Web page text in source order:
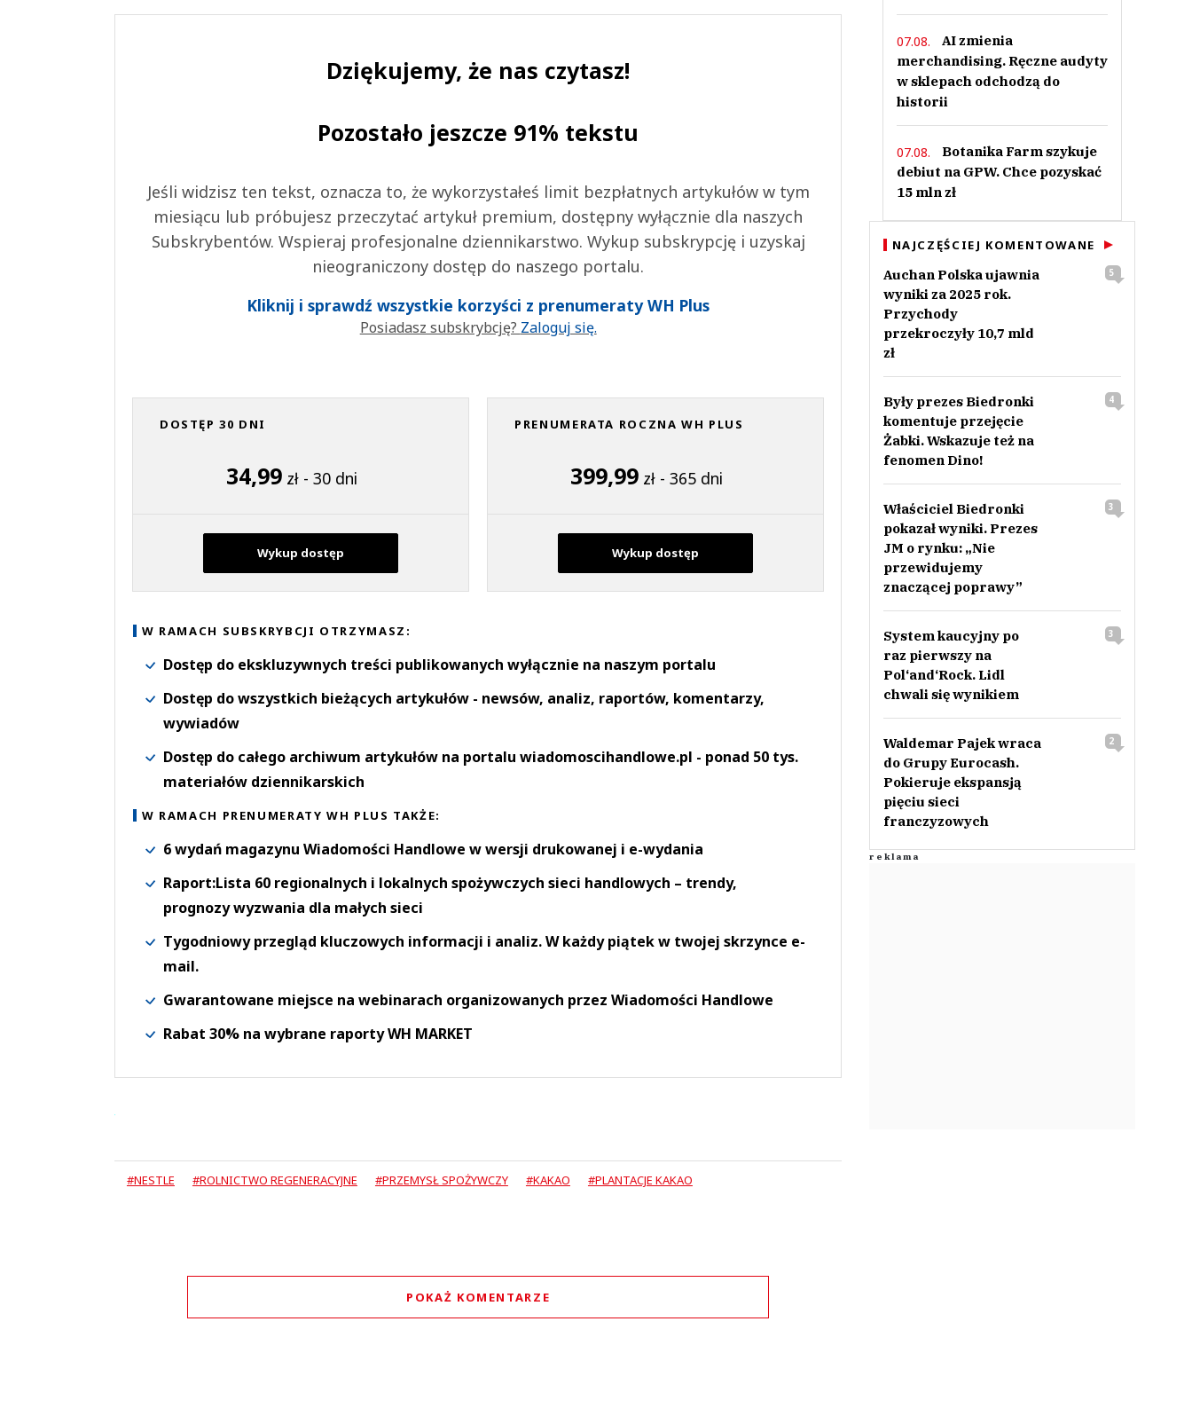
Dziękujemy, że nas czytasz!
Pozostało jeszcze 91% tekstu
Jeśli widzisz ten tekst, oznacza to, że wykorzystałeś limit bezpłatnych artykułów w tym
miesiącu lub próbujesz przeczytać artykuł premium, dostępny wyłącznie dla naszych
Subskrybentów. Wspieraj profesjonalne dziennikarstwo. Wykup subskrypcję i uzyskaj
nieograniczony dostęp do naszego portalu.
Kliknij i sprawdź wszystkie korzyści z prenumeraty WH Plus
Posiadasz subskrybcję? Zaloguj się.
DOSTĘP 30 DNI
34,99 zł - 30 dni
Wykup dostęp
PRENUMERATA ROCZNA WH PLUS
399,99 zł - 365 dni
Wykup dostęp
W RAMACH SUBSKRYBCJI OTRZYMASZ:
Dostęp do ekskluzywnych treści publikowanych wyłącznie na naszym portalu
Dostęp do wszystkich bieżących artykułów - newsów, analiz, raportów, komentarzy,
wywiadów
Dostęp do całego archiwum artykułów na portalu wiadomoscihandlowe.pl - ponad 50 tys.
materiałów dziennikarskich
W RAMACH PRENUMERATY WH PLUS TAKŻE:
6 wydań magazynu Wiadomości Handlowe w wersji drukowanej i e-wydania
Raport:Lista 60 regionalnych i lokalnych spożywczych sieci handlowych – trendy,
prognozy wyzwania dla małych sieci
Tygodniowy przegląd kluczowych informacji i analiz. W każdy piątek w twojej skrzynce e-
mail.
Gwarantowane miejsce na webinarach organizowanych przez Wiadomości Handlowe
Rabat 30% na wybrane raporty WH MARKET
#NESTLE #ROLNICTWO REGENERACYJNE #PRZEMYSŁ SPOŻYWCZY #KAKAO #PLANTACJE KAKAO
POKAŻ KOMENTARZE
07.08.
AI zmienia
merchandising. Ręczne audyty
w sklepach odchodzą do
historii
07.08.
Botanika Farm szykuje
debiut na GPW. Chce pozyskać
15 mln zł
NAJCZĘŚCIEJ KOMENTOWANE
Auchan Polska ujawnia
wyniki za 2025 rok.
Przychody
przekroczyły 10,7 mld
zł
5
Były prezes Biedronki
komentuje przejęcie
Żabki. Wskazuje też na
fenomen Dino!
4
Właściciel Biedronki
pokazał wyniki. Prezes
JM o rynku: „Nie
przewidujemy
znaczącej poprawy”
3
System kaucyjny po
raz pierwszy na
Pol‘and‘Rock. Lidl
chwali się wynikiem
3
Waldemar Pajek wraca
do Grupy Eurocash.
Pokieruje ekspansją
pięciu sieci
franczyzowych
2